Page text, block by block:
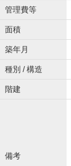
管理費等
面積
築年月
種別 / 構造
階建
備考